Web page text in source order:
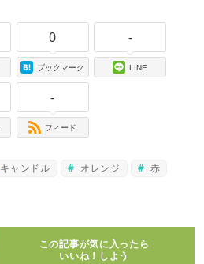
0
ブックマーク
-
LINE
-
フィード
キャンドル オレンジ
赤
この記事が気に入ったら
いいね！しよう